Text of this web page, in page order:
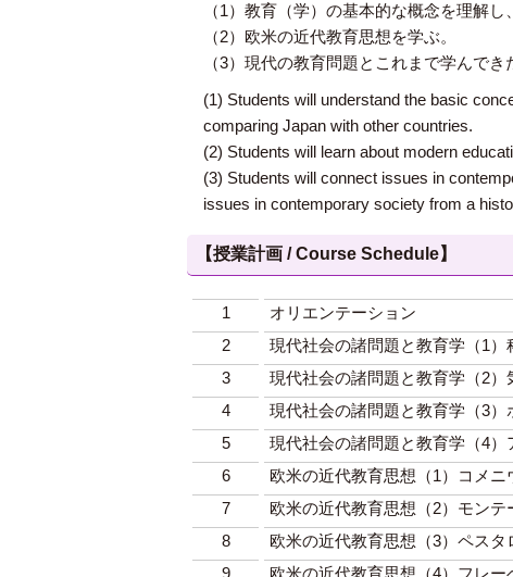
（1）教育（学）の基本的な概念を理解
（2）欧米の近代教育思想を学ぶ。
（3）現代の教育問題とこれまで学んで
(1) Students will understand the basic
comparing Japan with other countries.
(2) Students will learn about modern
(3) Students will connect issues in
issues in contemporary society from a
【授業計画 / Course Schedule】
1
オリエンテーション
2
現代社会の諸問題と教育学（1）
3
現代社会の諸問題と教育学（2）
4
現代社会の諸問題と教育学（3
5
現代社会の諸問題と教育学（4）
6
欧米の近代教育思想（1）コメニ
7
欧米の近代教育思想（2）モンテ
8
欧米の近代教育思想（3）ペスタ
9
欧米の近代教育思想（4）フレー